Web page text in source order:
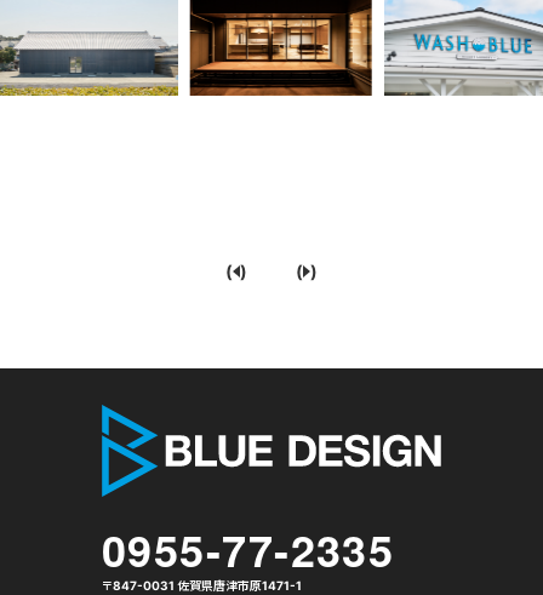
( ) ( )
0955-77-2335
〒847-0031 佐賀県唐津市原1471-1